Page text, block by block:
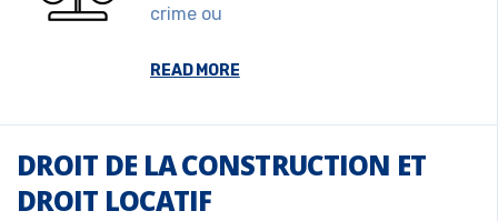
crime ou
READ MORE
DROIT DE LA CONSTRUCTION ET
DROIT LOCATIF